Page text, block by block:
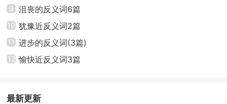
9 沮丧的反义词6篇
10 犹豫近反义词2篇
11 进步的反义词(3篇)
12 愉快近反义词3篇
最新更新